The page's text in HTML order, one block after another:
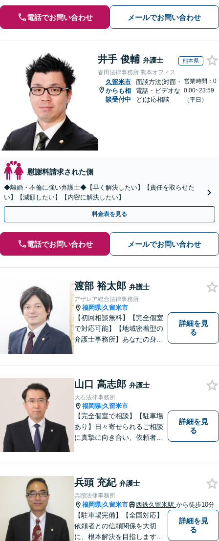
電話でお問い合わせ メールでお問い合わせ
井手 俊輔 弁護士 熊本県
春田法律事務所 熊本オフィス
久留米市
からも相
談受付中
面談方法(対面・
電話・ビデオな
ど)は応相談
営業時間：0
0:00~23:59
（平日）
慰謝料請求された側
◆離婚・不倫に強い弁護士◆【早く解決したい】【責任を取らせた
い】【減額したい】【内密に解決したい】
料金表を見る
電話でお問い合わせ メールでお問い合わせ
渡部 裕太郎 弁護士
アザレア総合法律事務所
福岡県|久留米市
【初回相談無料】【完全個室
で対応可能】【地域密着型の
弁護士事務所】あなたの身近
します！少しでもお悩みの方
はお気軽にご相談ください。
詳細を見
る
山口 高志郎 弁護士
大石法律事務所
福岡県|久留米市
【完全個室で相談】【駐車場
あり】日々寄せられるご相談
に真摯に向き合い、依頼者の
営課題の解決に向けた最適な
法的サポートを提供し、安定
した経営基盤の構築をお手伝
いいたします。
詳細を見
る
兵頭 充紀 弁護士
兵頭法律事務所
福岡県|久留米市 西鉄久留米駅 から徒歩10分
【駐車場完備】【全国対応】
依頼者との信頼関係を大切
に、根本解決を目指します。
詳細を見
る